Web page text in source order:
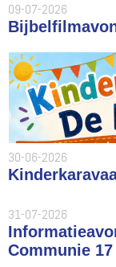
09-07-2026
30-06-2026
31-07-2026
Communie